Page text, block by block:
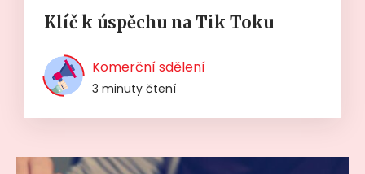
Klíč k úspěchu na Tik Toku
Komerční sdělení
3 minuty čtení